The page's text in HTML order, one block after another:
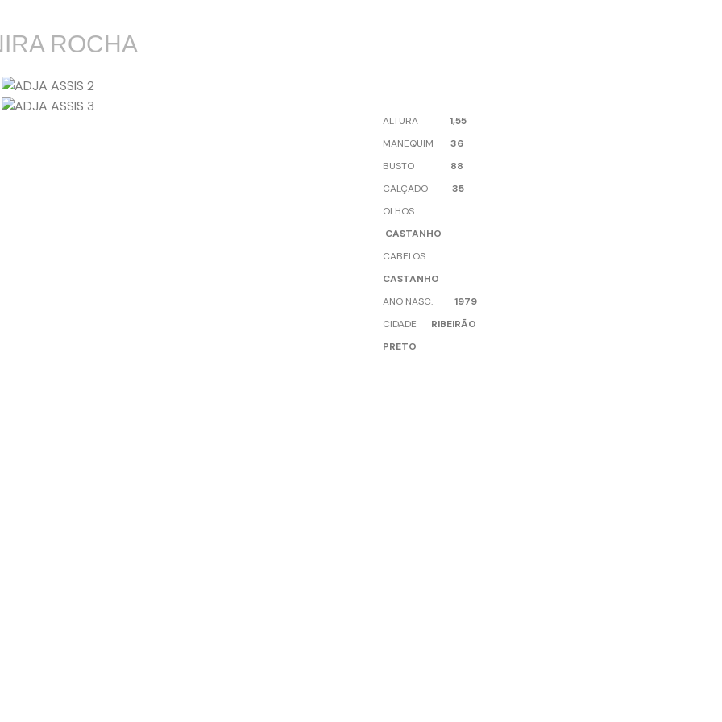
ROCHA
ALTURA 1,55
MANEQUIM 36
BUSTO 88
CALÇADO 35
OLHOS
CASTANHO
CABELOS
CASTANHO
ANO NASC. 1979
CIDADE RIBEIRÃO
PRETO